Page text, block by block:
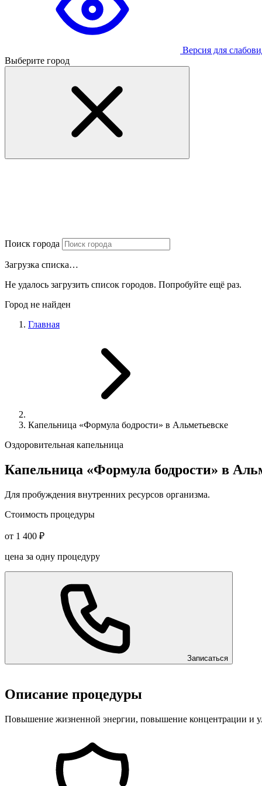
Версия для
Выберите город
Поиск города
Загрузка списка…
Не удалось загрузить список городов. Попробуйте ещё раз.
Город не найден
Главная
Капельница «Формула бодрости» в Альметьевске
Оздоровительная капельница
Капельница «Формула бодрости» в
Для пробуждения внутренних ресурсов организма.
Стоимость процедуры
от 1 400 ₽
цена за одну процедуру
Записаться
Описание процедуры
Повышение жизненной энергии, повышение концентрации и